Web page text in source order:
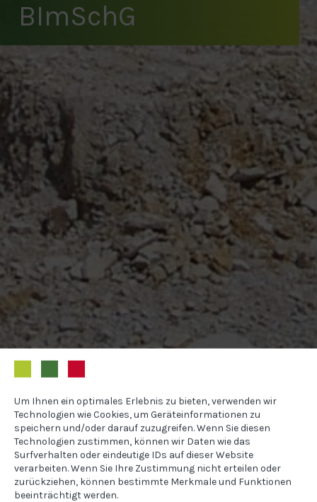
Um Ihnen ein optimales Erlebnis zu bieten, verwenden wir
Technologien wie Cookies, um Geräteinformationen zu
speichern und/oder darauf zuzugreifen. Wenn Sie diesen
Technologien zustimmen, können wir Daten wie das
Surfverhalten oder eindeutige IDs auf dieser Website
verarbeiten. Wenn Sie Ihre Zustimmung nicht erteilen oder
zurückziehen, können bestimmte Merkmale und Funktionen
beeinträchtigt werden.
BImSchG